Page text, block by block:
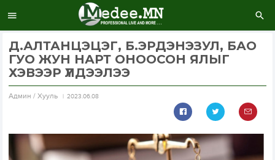
Д.АЛТАНЦЭЦЭГ, Б.ЭРДЭНЭЗУЛ, БАО
ГУО ЖУН НАРТ ОНООСОН ЯЛЫГ
ХЭВЭЭР ҮЛДЭЭЛЭЭ
Aдмин / Хууль 2023.06.08